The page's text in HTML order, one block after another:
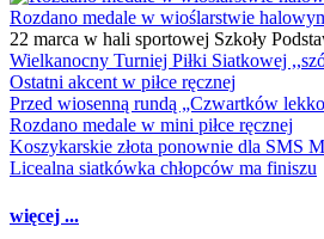
Rozdano medale w wioślarstwie
22 marca w hali sportowej Szkoły
Wielkanocny Turniej Piłki Siatkowej
Ostatni akcent w piłce ręcznej
Przed wiosenną rundą „Czwartków
Rozdano medale w mini piłce ręcznej
Koszykarskie złota ponownie dla SMS
Licealna siatkówka chłopców ma finiszu
więcej ...